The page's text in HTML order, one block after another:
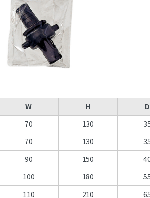
W H
D
70 130
70 130
90 150
100 180
110 210